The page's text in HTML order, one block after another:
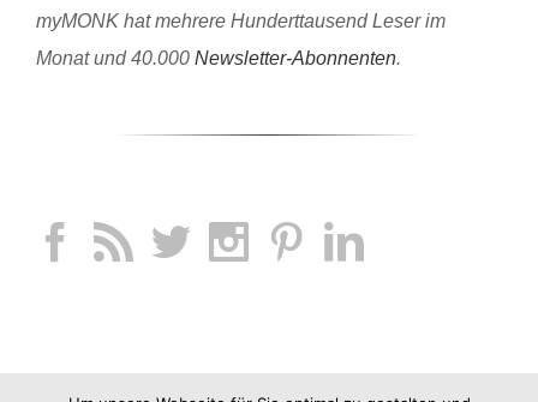
myMONK hat mehrere Hunderttausend Leser im
Monat und 40.000 Newsletter-Abonnenten.